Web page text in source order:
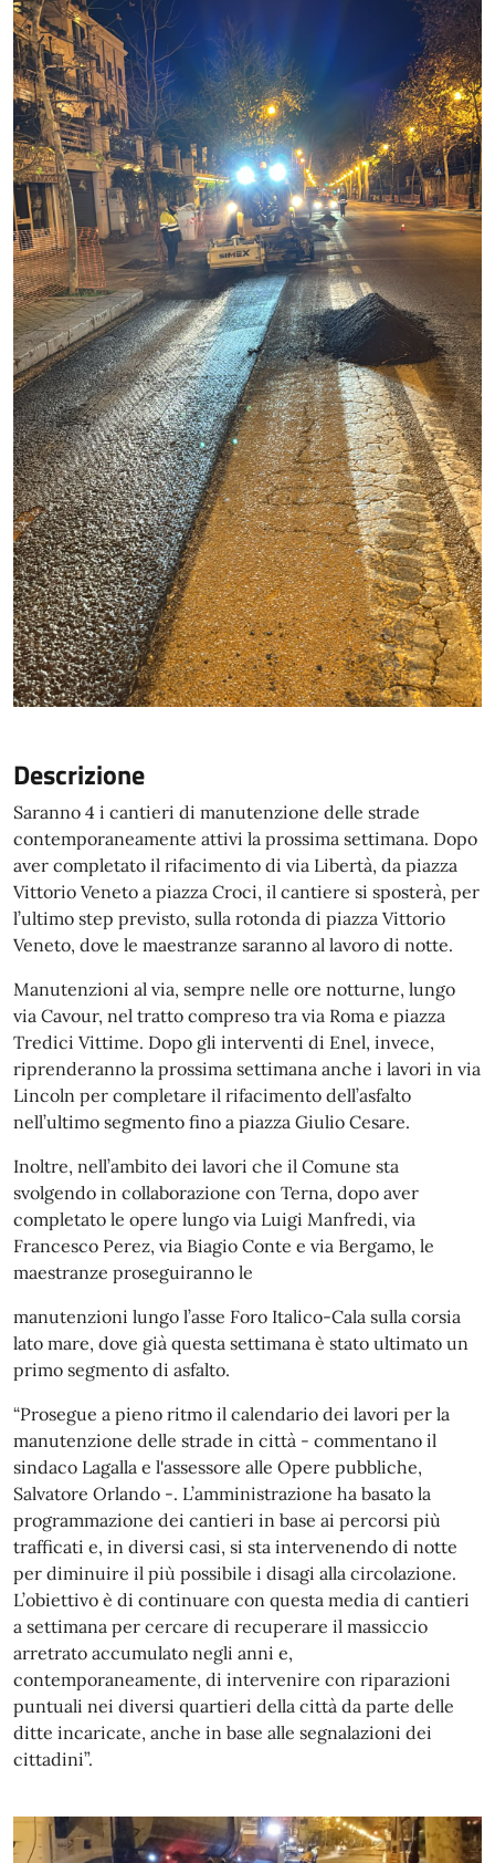
Descrizione
Saranno 4 i cantieri di manutenzione delle strade
contemporaneamente attivi la prossima settimana. Dopo
aver completato il rifacimento di via Libertà, da piazza
Vittorio Veneto a piazza Croci, il cantiere si sposterà, per
l’ultimo step previsto, sulla rotonda di piazza Vittorio
Veneto, dove le maestranze saranno al lavoro di notte.
Manutenzioni al via, sempre nelle ore notturne, lungo
via Cavour, nel tratto compreso tra via Roma e piazza
Tredici Vittime. Dopo gli interventi di Enel, invece,
riprenderanno la prossima settimana anche i lavori in via
Lincoln per completare il rifacimento dell’asfalto
nell’ultimo segmento fino a piazza Giulio Cesare.
Inoltre, nell’ambito dei lavori che il Comune sta
svolgendo in collaborazione con Terna, dopo aver
completato le opere lungo via Luigi Manfredi, via
Francesco Perez, via Biagio Conte e via Bergamo, le
maestranze proseguiranno le
manutenzioni lungo l’asse Foro Italico-Cala sulla corsia
lato mare, dove già questa settimana è stato ultimato un
primo segmento di asfalto.
“Prosegue a pieno ritmo il calendario dei lavori per la
manutenzione delle strade in città - commentano il
sindaco Lagalla e l'assessore alle Opere pubbliche,
Salvatore Orlando -. L’amministrazione ha basato la
programmazione dei cantieri in base ai percorsi più
trafficati e, in diversi casi, si sta intervenendo di notte
per diminuire il più possibile i disagi alla circolazione.
L’obiettivo è di continuare con questa media di cantieri
a settimana per cercare di recuperare il massiccio
arretrato accumulato negli anni e,
contemporaneamente, di intervenire con riparazioni
puntuali nei diversi quartieri della città da parte delle
ditte incaricate, anche in base alle segnalazioni dei
cittadini”.